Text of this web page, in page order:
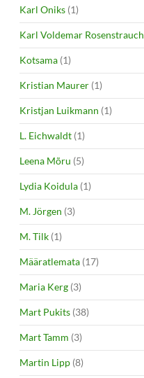
Karl Oniks (1)
Karl Voldemar Rosenstrauch
Kotsama (1)
Kristian Maurer (1)
Kristjan Luikmann (1)
L. Eichwaldt (1)
Leena Mõru (5)
Lydia Koidula (1)
M. Jörgen (3)
M. Tilk (1)
Määratlemata (17)
Maria Kerg (3)
Mart Pukits (38)
Mart Tamm (3)
Martin Lipp (8)